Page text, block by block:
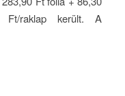
raklap került. A